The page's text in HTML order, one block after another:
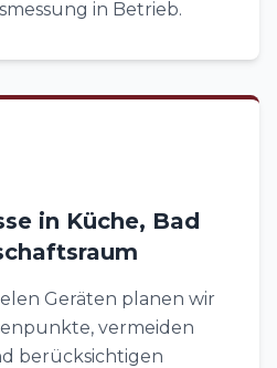
in Betrieb.
in Küche, Bad
Geräten planen wir
vermeiden
berücksichtigen